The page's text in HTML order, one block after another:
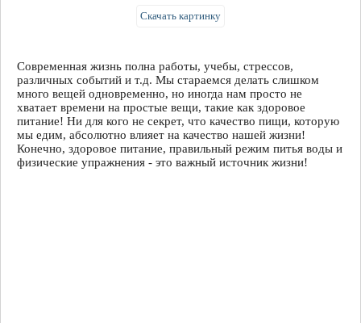
Скачать картинку
Современная жизнь полна работы, учебы, стрессов,
различных событий и т.д. Мы стараемся делать слишком
много вещей одновременно, но иногда нам просто не
хватает времени на простые вещи, такие как здоровое
питание! Ни для кого не секрет, что качество пищи, которую
мы едим, абсолютно влияет на качество нашей жизни!
Конечно, здоровое питание, правильный режим питья воды и
физические упражнения - это важный источник жизни!